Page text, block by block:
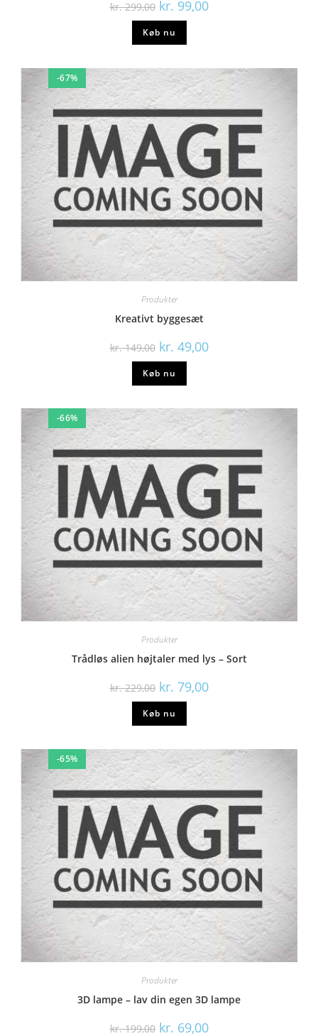
kr.299,00 kr. 99,00
Køb nu
-67%
Produkter
Kreativt byggesæt
kr.149,00 kr. 49,00
Køb nu
-66%
Produkter
Trådløs alien højtaler med lys – Sort
kr.229,00 kr. 79,00
Køb nu
-65%
Produkter
3D lampe – lav din egen 3D lampe
kr.199,00 kr. 69,00